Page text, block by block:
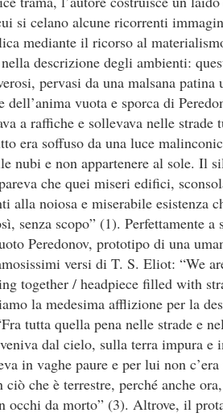
si celano alcune ricorrenti
mediante il ricorso al
descrizione degli ambienti:
pervasi da una malsana patina
dell’anima vuota e sporca di
a raffiche e sollevava nelle
era soffuso da una luce
nubi e non appartenere al sole. Il
che quei miseri edifici,
alla noiosa e miserabile esistenza
senza scopo” (1). Perfettamente a
Peredonov, prototipo di una
versi di T. S. Eliot: “We
together / headpiece filled with
la medesima afflizione per la
tutta quella pena nelle strade e
dal cielo, sulla terra impura e
in vaghe paure e per lui non
che è terrestre, perché anche
occhi da morto” (3). Altrove, il